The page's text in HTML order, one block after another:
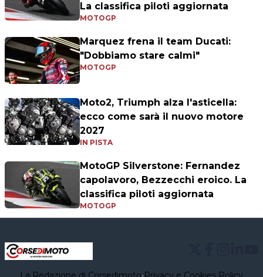
La classifica piloti aggiornata
MOTOGP
Marquez frena il team Ducati:
"Dobbiamo stare calmi"
MOTOGP
Moto2, Triumph alza l'asticella:
ecco come sarà il nuovo motore
2027
IN PISTA
MotoGP Silverstone: Fernandez
capolavoro, Bezzecchi eroico. La
classifica piloti aggiornata
MOTOGP